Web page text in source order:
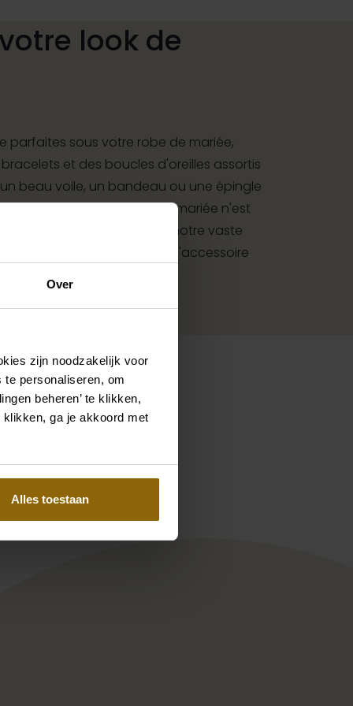
Over
zijn noodzakelijk voor
personaliseren, om
beheren’ te klikken,
klikken, ga je akkoord met
Alles toestaan
look de
parfaites sous votre robe de mariée,
et des boucles d'oreilles assortis
beau voile, un bandeau ou une épingle
de mariée : votre look de mariée n'est
des accessoires. Grâce à notre vaste
les mariés, vous trouverez l'accessoire
+ sleeves
Elba
Fashion Queen Lohrengel